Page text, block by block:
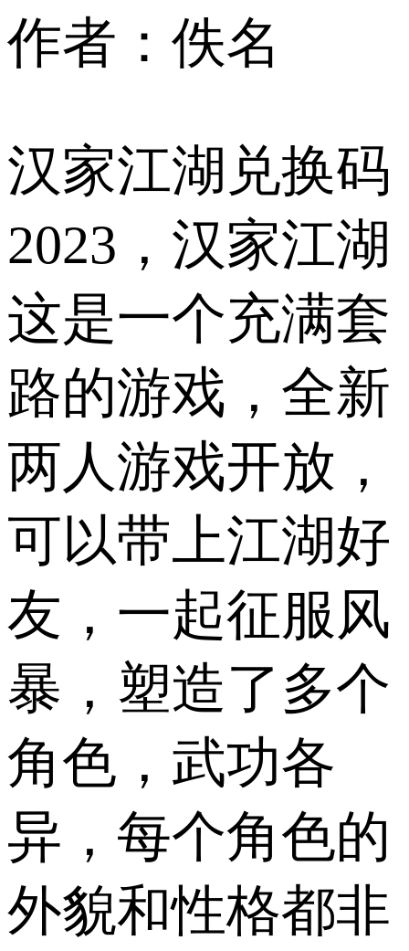
作者：佚名
汉家江湖兑换码
2023，汉家江湖
这是一个充满套
路的游戏，全新
两人游戏开放，
可以带上江湖好
友，一起征服风
暴，塑造了多个
角色，武功各
异，每个角色的
外貌和性格都非